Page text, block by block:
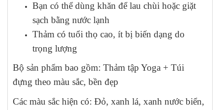
Bạn có thể dùng khăn để lau chùi hoặc giặt
sạch bằng nước lạnh
Thảm có tuổi thọ cao, ít bị biến dạng do
trọng lượng
Bộ sản phẩm bao gồm: Thảm tập Yoga + Túi
đựng theo màu sắc, bền đẹp
Các màu sắc hiện có: Đỏ, xanh lá, xanh nước biển,